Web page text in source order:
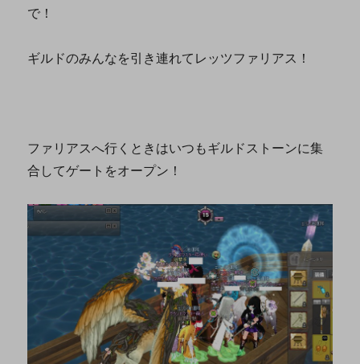
で！
ギルドのみんなを引き連れてレッツファリアス！
ファリアスへ行くときはいつもギルドストーンに集
合してゲートをオープン！